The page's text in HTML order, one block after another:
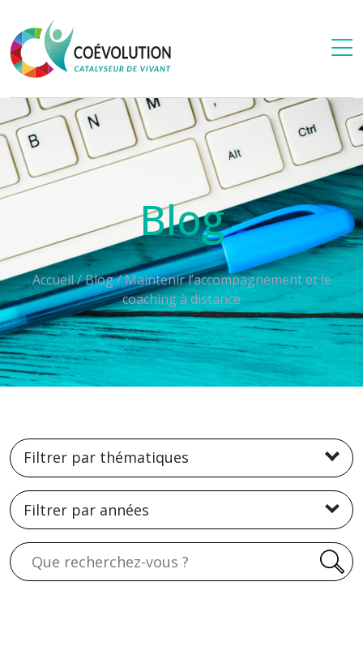
Blog
Accueil/Blog/Maintenir l’accompagnement et le
coaching à distance
Filtrer par thématiques
Filtrer par années